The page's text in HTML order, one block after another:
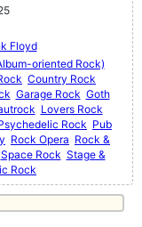
Floyd
oriented Rock)
Country Rock
Garage Rock Goth
Lovers Rock
Rock Pub
Rock Opera Rock &
Space Rock Stage &
Rock